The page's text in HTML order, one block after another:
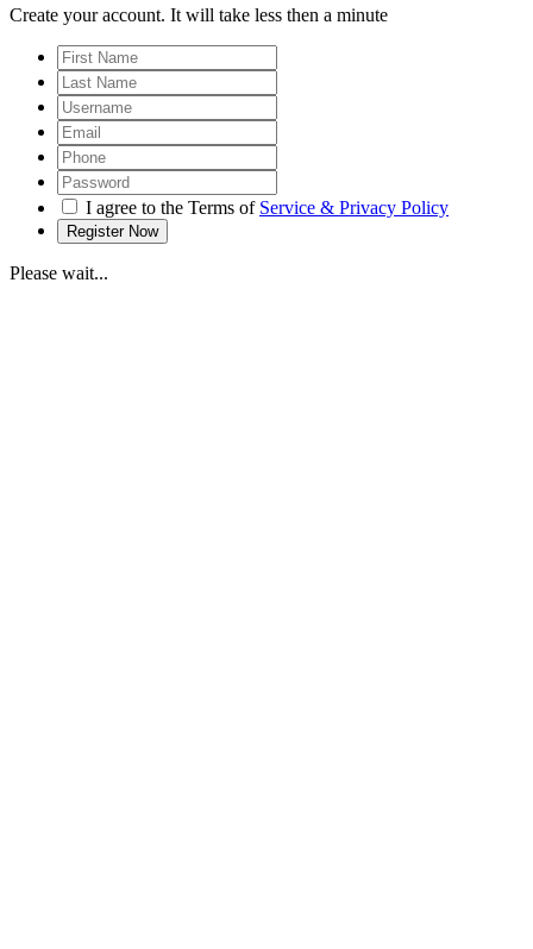
Create your account. It will take less then a minute
I agree to the Terms of Service & Privacy Policy
Please wait...